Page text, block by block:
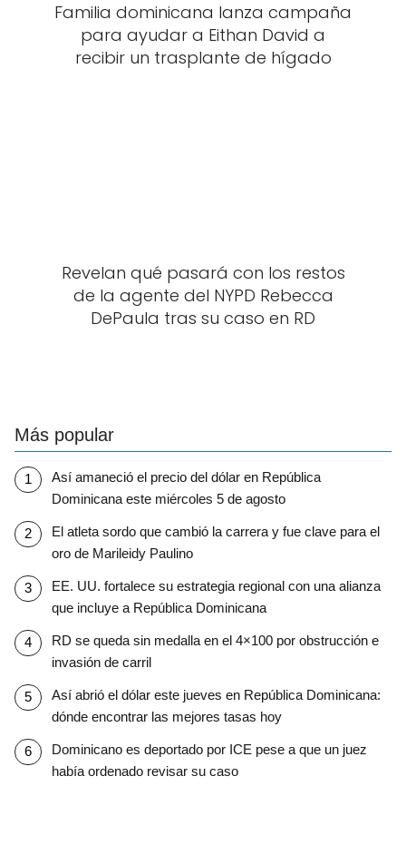
Familia dominicana lanza campaña
para ayudar a Eithan David a
recibir un trasplante de hígado
Revelan qué pasará con los restos
de la agente del NYPD Rebecca
DePaula tras su caso en RD
Más popular
Así amaneció el precio del dólar en República
Dominicana este miércoles 5 de agosto
El atleta sordo que cambió la carrera y fue clave para el
oro de Marileidy Paulino
EE. UU. fortalece su estrategia regional con una alianza
que incluye a República Dominicana
RD se queda sin medalla en el 4×100 por obstrucción e
invasión de carril
Así abrió el dólar este jueves en República Dominicana:
dónde encontrar las mejores tasas hoy
Dominicano es deportado por ICE pese a que un juez
había ordenado revisar su caso